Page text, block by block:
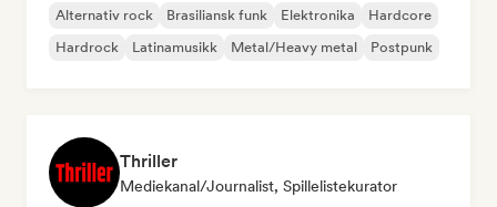
Alternativ rock Brasiliansk funk Elektronika
Hardcore
Hardrock
Latinamusikk Metal/Heavy metal Postpunk
Thriller
Mediekanal/journalist, Spillelistekurator